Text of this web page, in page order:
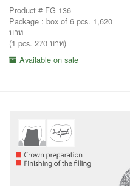
Product # FG 136
Package : box of 6 pcs. 1,620
บาท
(1 pcs. 270 บาท)
Available on sale